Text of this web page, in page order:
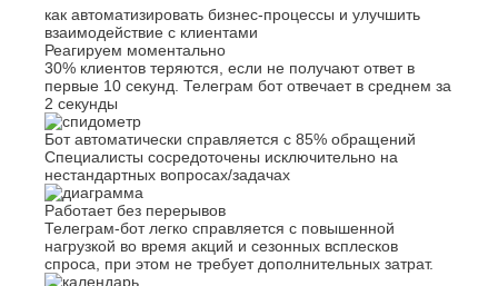
Анапа
Арзамас
Армавир
Архангельск
Астрахань
Б
Балаково
Балашиха
Батайск
Бахчисарай
Белгород
Березники
Нижний
Тагил
Новокуйбышевск
Новомосковск
Новороссийск
Новочебоксарск
Новочеркасск
Новошахтинск
Новый
Уренгой
Ноябрьск
О
как автоматизировать бизнес-процессы и улучшить
взаимодействие с клиентами
Реагируем моментально
30% клиентов теряются, если не получают ответ в
первые 10 секунд. Телеграм бот отвечает в среднем за
2 секунды
Бот автоматически справляется с 85% обращений
Специалисты сосредоточены исключительно на
нестандартных вопросах/задачах
Работает без перерывов
Телеграм-бот легко справляется с повышенной
нагрузкой во время акций и сезонных всплесков
спроса, при этом не требует дополнительных затрат.